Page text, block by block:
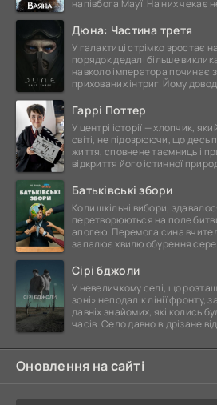
напівбога Мауї. На них чекає
Дюна: Частина третя
У галактиці стрімко зростає
порядок дедалі більше
навколо імператора починає
прихованих інтриг. Йому
Гаррі Поттер
У центрі історії — хлопчик,
світі, не підозрюючи, що десь
життя, сповнене таємниць і
відкриття його істинної
Батьківські збори
Коли шкільні вибори,
перетворюються на поле
апогею. Перемога сина
запалює хвилю обурення
Сірі бджоли
У невеличкому селі, що
зоні» неподалік лінії
давніх знайомих, які колись
часів. Село давно відрізане
Оновлення на сайті